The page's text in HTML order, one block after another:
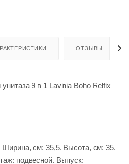
ОТЗЫВЫ
9 в 1 Lavinia Boho Relfix
см: 35,5. Высота, см: 35.
подвесной. Выпуск: